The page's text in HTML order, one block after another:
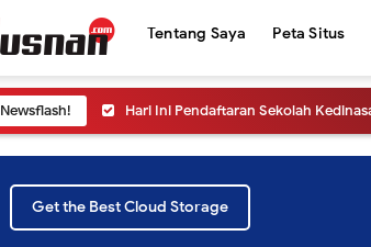
Tentang Saya Peta Situs
Newsflash! Siapkan Dirimu! Pendaftaran
Cara Melihat Pengumuman Hasil
Yuk ikuti Konferensi Pers
Get the Best Cloud Storage